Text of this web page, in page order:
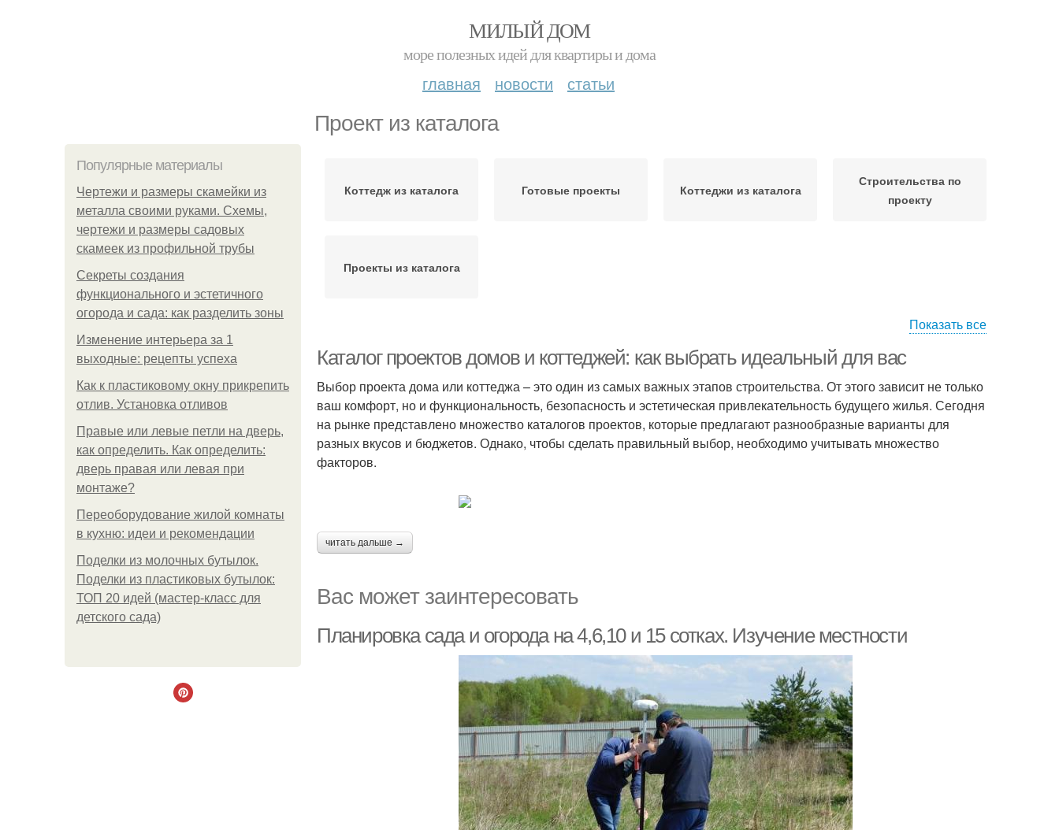
МИЛЫЙ ДОМ
море полезных идей для квартиры и дома
главная новости статьи
Проект из каталога
Популярные материалы
Чертежи и размеры скамейки из
металла своими руками. Схемы,
чертежи и размеры садовых
скамеек из профильной трубы
Секреты создания
функционального и эстетичного
огорода и сада: как разделить зоны
Изменение интерьера за 1
выходные: рецепты успеха
Как к пластиковому окну прикрепить
отлив. Установка отливов
Правые или левые петли на дверь,
как определить. Как определить:
дверь правая или левая при
монтаже?
Переоборудование жилой комнаты
в кухню: идеи и рекомендации
Поделки из молочных бутылок.
Поделки из пластиковых бутылок:
ТОП 20 идей (мастер-класс для
детского сада)
Коттедж из каталога Готовые проекты Коттеджи из каталога
Строительства по
проекту
Проекты из каталога
Показать все
Каталог проектов домов и коттеджей: как выбрать идеальный для вас
Выбор проекта дома или коттеджа – это один из самых важных этапов строительства. От этого зависит не только
ваш комфорт, но и функциональность, безопасность и эстетическая привлекательность будущего жилья. Сегодня
на рынке представлено множество каталогов проектов, которые предлагают разнообразные варианты для
разных вкусов и бюджетов. Однако, чтобы сделать правильный выбор, необходимо учитывать множество
факторов.
читать дальше →
Вас может заинтересовать
Планировка сада и огорода на 4,6,10 и 15 сотках. Изучение местности